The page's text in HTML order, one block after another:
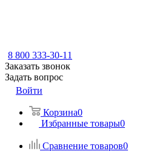
8 800 333-30-11
Заказать звонок
Задать вопрос
Войти
Корзина0
Избранные товары0
Сравнение товаров0